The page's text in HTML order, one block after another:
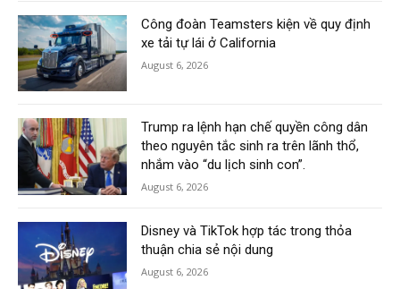
Công đoàn Teamsters kiện về quy định
xe tải tự lái ở California
August 6, 2026
Trump ra lệnh hạn chế quyền công dân
theo nguyên tắc sinh ra trên lãnh thổ,
nhắm vào “du lịch sinh con”.
August 6, 2026
Disney và TikTok hợp tác trong thỏa
thuận chia sẻ nội dung
August 6, 2026